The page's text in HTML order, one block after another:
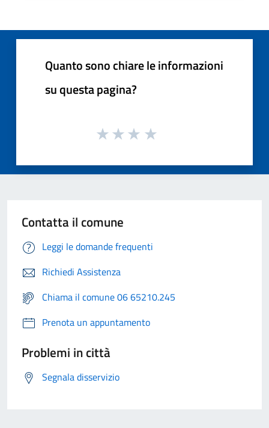
Quanto sono chiare le informazioni
su questa pagina?
Contatta il comune
Leggi le domande frequenti
Richiedi Assistenza
Chiama il comune 06 65210.245
Prenota un appuntamento
Problemi in città
Segnala disservizio